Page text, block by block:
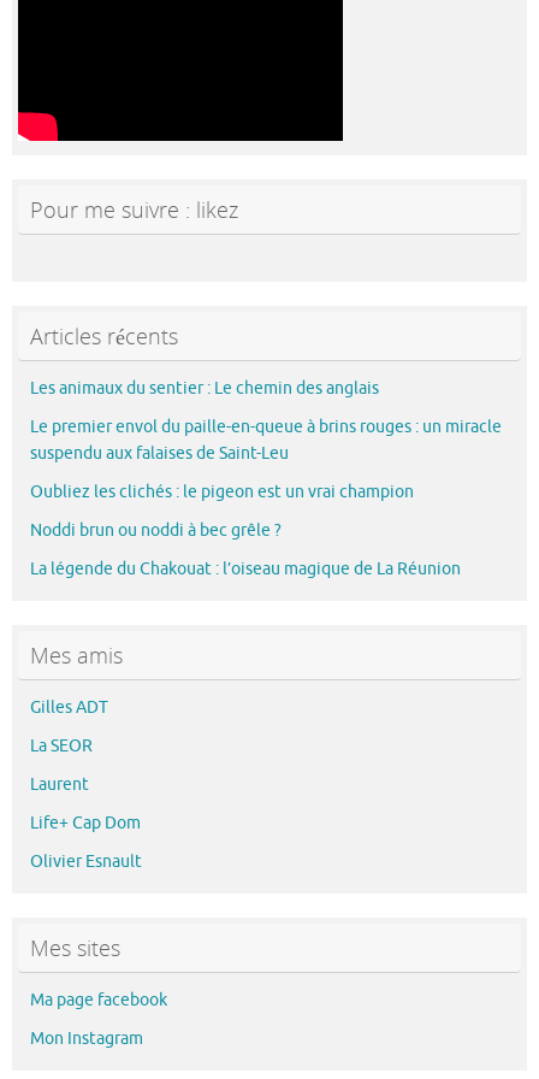
Pour me suivre : likez
Articles récents
Les animaux du sentier : Le chemin des anglais
Le premier envol du paille-en-queue à brins rouges : un miracle
suspendu aux falaises de Saint-Leu
Oubliez les clichés : le pigeon est un vrai champion
Noddi brun ou noddi à bec grêle ?
La légende du Chakouat : l’oiseau magique de La Réunion
Mes amis
Gilles ADT
La SEOR
Laurent
Life+ Cap Dom
Olivier Esnault
Mes sites
Ma page facebook
Mon Instagram